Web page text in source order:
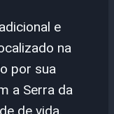
e
na
por sua
a Serra da
de vida,